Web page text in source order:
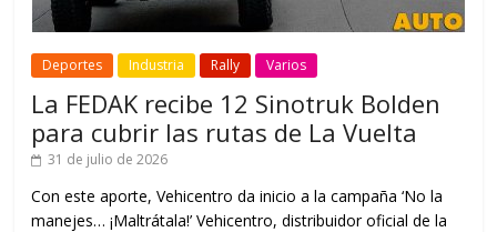
Deportes Industria Rally Varios
La FEDAK recibe 12 Sinotruk Bolden
para cubrir las rutas de La Vuelta
31 de julio de 2026
Con este aporte, Vehicentro da inicio a la campaña ‘No la
manejes… ¡Maltrátala!’ Vehicentro, distribuidor oficial de la